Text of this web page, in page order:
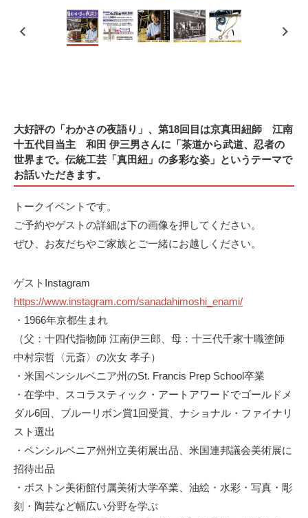
大好評の「わかさの夜語り」、第18回目は京真田紐師 江南
十五代目当主 和田 伊三男さんに「茶道から武道、忍者の
世界まで。伝統工芸「真田紐」の多彩な姿」というテーマで
お話いただきます。
トークイベントです。
ご予約やゲストの詳細は下の画像を押してください。
ぜひ、お友だちやご家族とご一緒にお越しください。
ゲストInstagram
https://www.instagram.com/sanadahimoshi_enami/
・1966年京都生まれ
（父：十四代指物師 江南伊三郎、母：十三代千家十職塗師
中村宗哲〈元斎〉の次女 孝子）
・米国ペンシルベニア州のSt. Francis Prep School卒業
・在学中、スコラスティック・アートアワードでゴールドメ
ダル6回、ブルーリボン賞1回受賞、ナショナル・ファイナリ
スト選出
・ペンシルベニア州州立美術展出品、米国連邦議会美術展に
招待出品
・ボストン美術館付属美術大学卒業、油絵・水彩・写真・彫
刻・陶芸など幅広い分野を学ぶ